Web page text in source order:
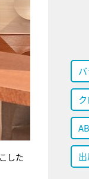
した